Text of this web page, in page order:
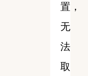
置，
无
法
取